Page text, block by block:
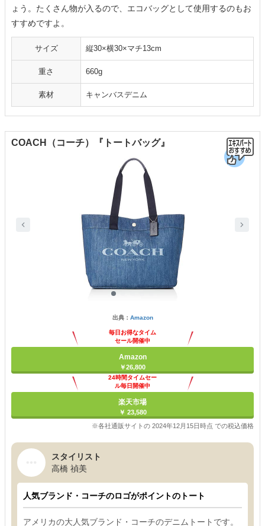
ょう。たくさん物が入るので、エコバッグとして使用するのもお
すすめですよ。
サイズ 縦30×横30×マチ13cm
重さ 660g
素材 キャンバスデニム
COACH（コーチ）『トートバッグ』
出典： Amazon
毎日お得なタイム
セール開催中
Amazon
￥26,800
24時間タイムセー
ル毎日開催中
楽天市場
￥ 23,580
※各社通販サイトの 2024年12月15日時点 での税込価格
スタイリスト
高橋 禎美
人気ブランド・コーチのロゴがポイントのトート
アメリカの大人気ブランド・コーチのデニムトートです。